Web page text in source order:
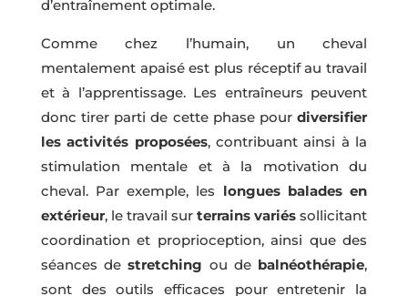
d’entraînement optimale.
Comme chez l’humain, un cheval
mentalement apaisé est plus réceptif au travail
et à l’apprentissage. Les entraîneurs peuvent
donc tirer parti de cette phase pourdiversifier
les activités proposées, contribuant ainsi à la
stimulation mentale et à la motivation du
cheval. Par exemple, les longues balades en
extérieur, le travail surterrains variés sollicitant
coordination et proprioception, ainsi que des
séances destretching ou de balnéothérapie,
sont des outils efficaces pour entretenir la